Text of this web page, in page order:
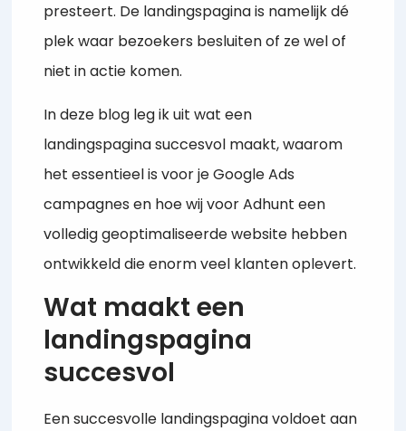
presteert. De landingspagina is namelijk dé
plek waar bezoekers besluiten of ze wel of
niet in actie komen.
In deze blog leg ik uit wat een
landingspagina succesvol maakt, waarom
het essentieel is voor je Google Ads
campagnes en hoe wij voor Adhunt een
volledig geoptimaliseerde website hebben
ontwikkeld die enorm veel klanten oplevert.
Wat maakt een
landingspagina
succesvol
Een succesvolle landingspagina voldoet aan